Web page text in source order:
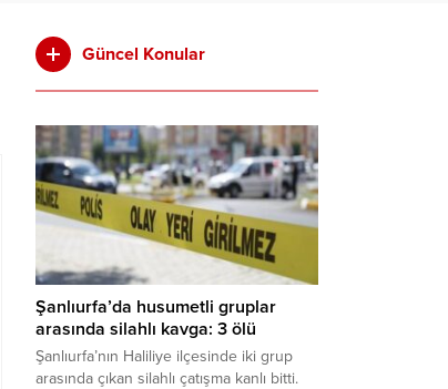
Güncel Konular
Şanlıurfa’da husumetli gruplar
arasında silahlı kavga: 3 ölü
Şanlıurfa’nın Haliliye ilçesinde iki grup
arasında çıkan silahlı çatışma kanlı bitti.